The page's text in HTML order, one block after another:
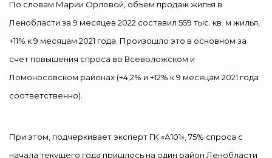
По словам Марии Орловой, объем продаж жилья в
Ленобласти за 9 месяцев 2022 составил 559 тыс. кв. м жилья,
+11% к 9 месяцам 2021 года. Произошло это в основном за
счет повышения спроса во Всеволожском и
Ломоносовском районах (+4,2% и +12% к 9 месяцам 2021 года
соответственно).
При этом, подчеркивает эксперт ГК «А101», 75% спроса с
начала текущего года пришлось на один район Ленобласти